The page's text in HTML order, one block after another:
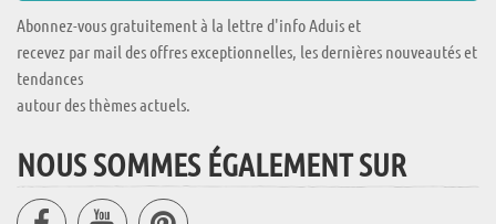
Abonnez-vous gratuitement à la lettre d'info Aduis et
recevez par mail des offres exceptionnelles, les dernières nouveautés et
tendances
autour des thèmes actuels.
NOUS SOMMES ÉGALEMENT SUR